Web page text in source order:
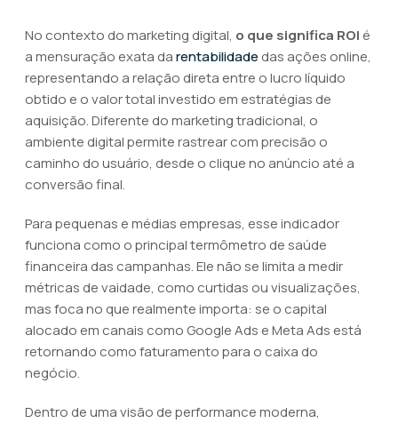
No contexto do marketing digital, o que significa ROI é
a mensuração exata darentabilidade das ações online,
representando a relação direta entre o lucro líquido
obtido e o valor total investido em estratégias de
aquisição. Diferente do marketing tradicional, o
ambiente digital permite rastrear com precisão o
caminho do usuário, desde o clique no anúncio até a
conversão final.
Para pequenas e médias empresas, esse indicador
funciona como o principal termômetro de saúde
financeira das campanhas. Ele não se limita a medir
métricas de vaidade, como curtidas ou visualizações,
mas foca no que realmente importa: se o capital
alocado em canais como Google Ads e Meta Ads está
retornando como faturamento para o caixa do
negócio.
Dentro de uma visão de performance moderna,